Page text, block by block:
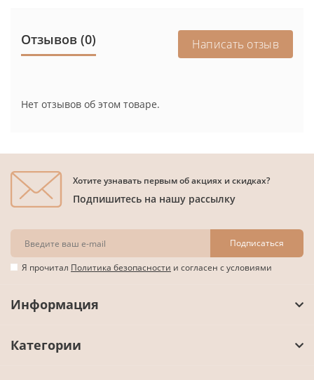
Отзывов (0) Написать отзыв
Нет отзывов об этом товаре.
Хотите узнавать первым об акциях и скидках?
Подпишитесь на нашу рассылку
Подписаться
Я прочитал Политика безопасности и согласен с условиями
Информация
Категории